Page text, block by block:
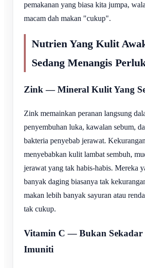
pemakanan yang biasa kita jumpa,
macam dah makan "cukup".
Nutrien Yang Kulit
Sedang Menangis
Zink — Mineral Kulit Yang
Zink memainkan peranan langsung
penyembuhan luka, kawalan sebum,
bakteria penyebab jerawat.
menyebabkan kulit lambat sembuh,
jerawat yang tak habis-habis. Mereka
banyak daging biasanya tak
makan lebih banyak sayuran atau
tak cukup.
Vitamin C — Bukan
Imuniti